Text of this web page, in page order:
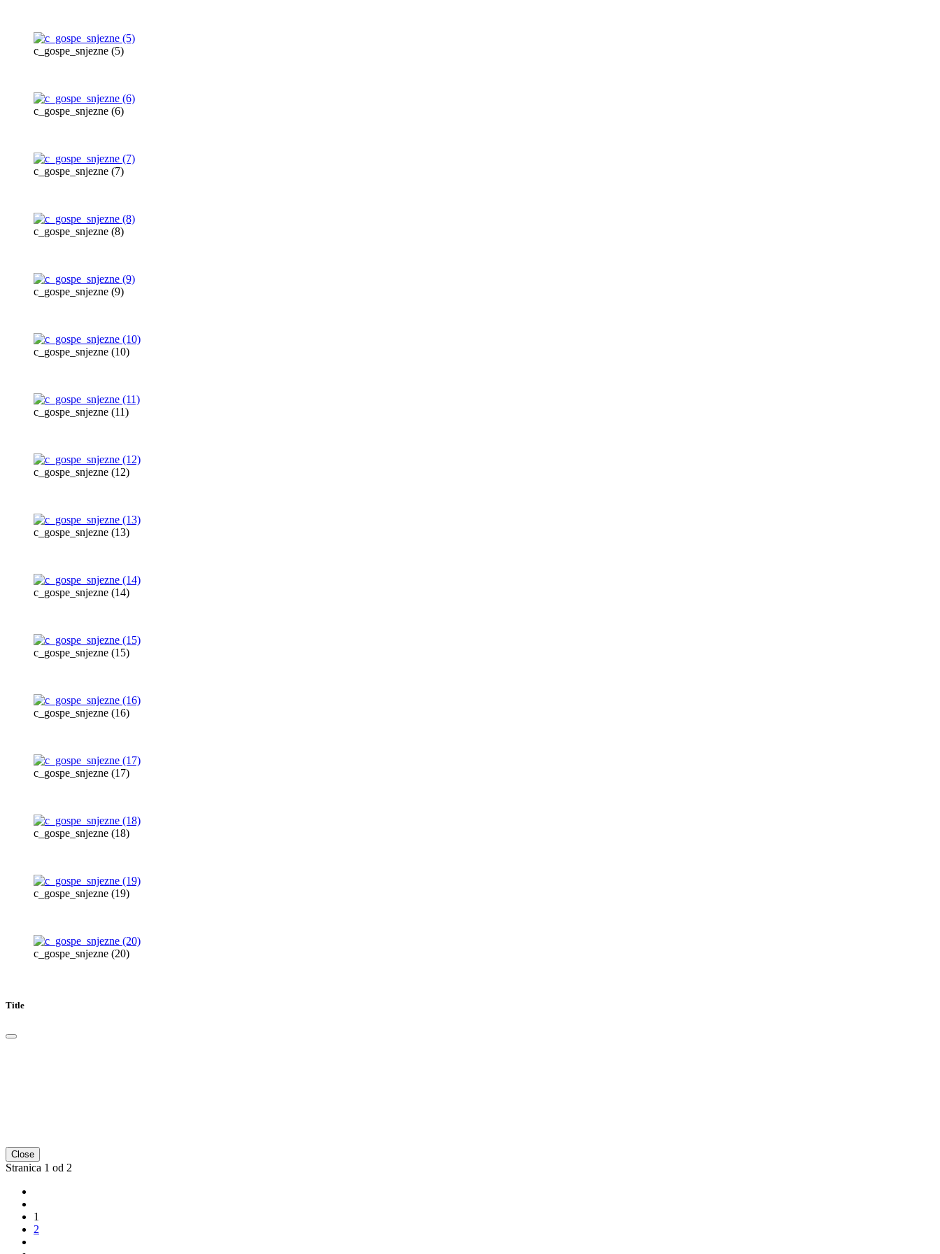
c_gospe_snjezne (5)
c_gospe_snjezne (6)
c_gospe_snjezne (7)
c_gospe_snjezne (8)
c_gospe_snjezne (9)
c_gospe_snjezne (10)
c_gospe_snjezne (11)
c_gospe_snjezne (12)
c_gospe_snjezne (13)
c_gospe_snjezne (14)
c_gospe_snjezne (15)
c_gospe_snjezne (16)
c_gospe_snjezne (17)
c_gospe_snjezne (18)
c_gospe_snjezne (19)
c_gospe_snjezne (20)
Title
Close
Stranica 1 od 2
1
2